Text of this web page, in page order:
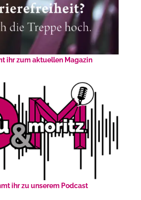
ihr zum aktuellen Magazin
ihr zu unserem Podcast